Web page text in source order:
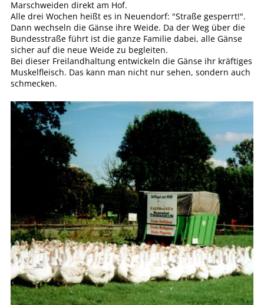
Marschweiden direkt am Hof.
Alle drei Wochen heißt es in Neuendorf: "Straße gesperrt!".
Dann wechseln die Gänse ihre Weide. Da der Weg über die
Bundesstraße führt ist die ganze Familie dabei, alle Gänse
sicher auf die neue Weide zu begleiten.
Bei dieser Freilandhaltung entwickeln die Gänse ihr kräftiges
Muskelfleisch. Das kann man nicht nur sehen, sondern auch
schmecken.